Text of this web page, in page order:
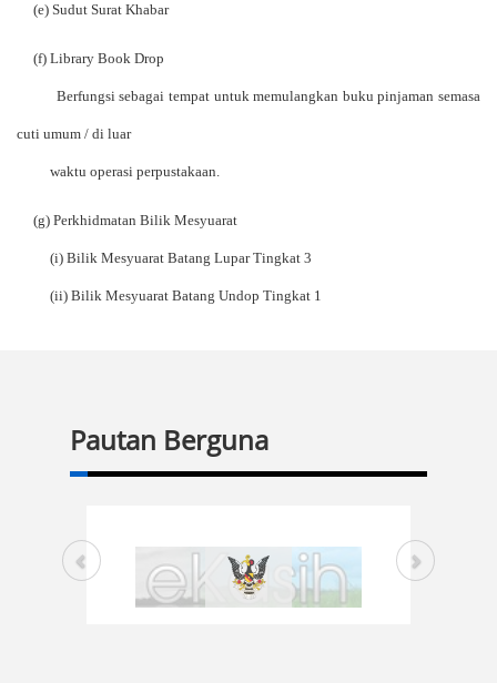
(e) Sudut Surat Khabar
(f) Library Book Drop
Berfungsi sebagai tempat untuk memulangkan buku pinjaman semasa
cuti umum / di luar
waktu operasi perpustakaan.
(g) Perkhidmatan Bilik Mesyuarat
(i) Bilik Mesyuarat Batang Lupar Tingkat 3
(ii) Bilik Mesyuarat Batang Undop Tingkat 1
Pautan Berguna